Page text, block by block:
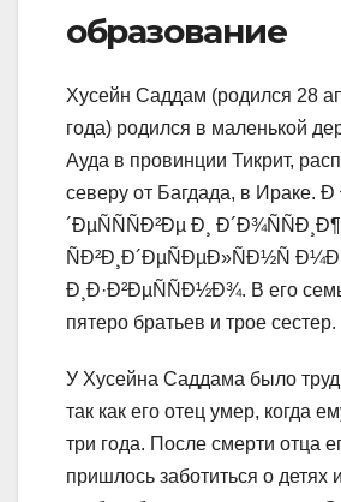
образование
Хусейн Саддам (родился 28
года) родился в маленькой
Ауда в провинции Тикрит,
северу от Багдада, в Ираке.
´ÐµÑÑÑÐ²Ðµ Ð¸
ÑÐ²Ð¸Ð´ÐµÑÐµÐ»ÑÐ½Ñ
Ð¸Ð·Ð²ÐµÑÑÐ½Ð¾. В его
пятеро братьев и трое сестер.
У Хусейна Саддама было
так как его отец умер, когда
три года. После смерти отца
пришлось заботиться о детях